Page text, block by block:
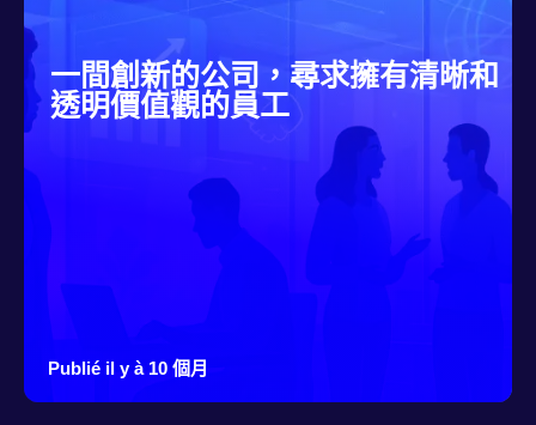
一間創新的公司，尋求擁有清晰和
透明價值觀的員工
Publié il y à 10 個月